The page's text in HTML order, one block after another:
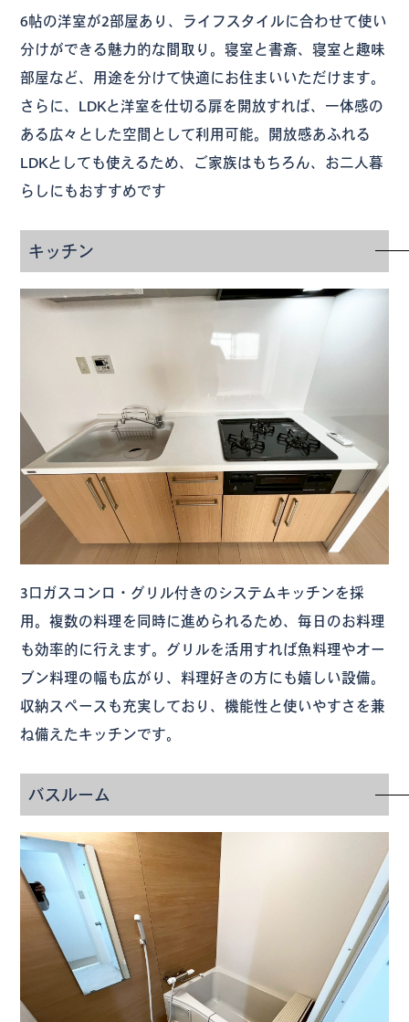
6帖の洋室が2部屋あり、ライフスタイルに合わせて使い
分けができる魅力的な間取り。寝室と書斎、寝室と趣味
部屋など、用途を分けて快適にお住まいいただけます。
さらに、LDKと洋室を仕切る扉を開放すれば、一体感の
ある広々とした空間として利用可能。開放感あふれる
LDKとしても使えるため、ご家族はもちろん、お二人暮
らしにもおすすめです
キッチン
3口ガスコンロ・グリル付きのシステムキッチンを採
用。複数の料理を同時に進められるため、毎日のお料理
も効率的に行えます。グリルを活用すれば魚料理やオー
ブン料理の幅も広がり、料理好きの方にも嬉しい設備。
収納スペースも充実しており、機能性と使いやすさを兼
ね備えたキッチンです。
バスルーム